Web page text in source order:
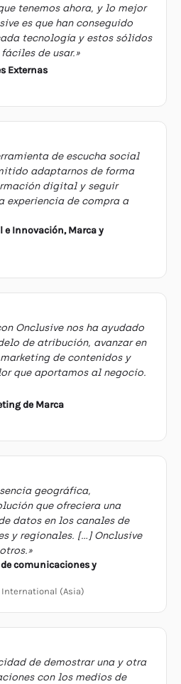
tenemos ahora, y lo mejor
es que han conseguido
tecnología y estos sólidos
de usar.»
Externas
de escucha social
adaptarnos de forma
digital y seguir
experiencia de compra a
e Innovación, Marca y
Onclusive nos ha ayudado
de atribución, avanzar en
de contenidos y
que aportamos al negocio.
de Marca
geográfica,
que ofreciera una
datos en los canales de
y regionales. […] Onclusive
comunicaciones y
(Asia)
de demostrar una y otra
con los medios de